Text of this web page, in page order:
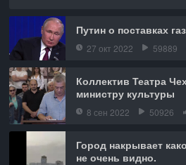
Путин о поставках
27 окт 2022 59889
Коллектив Театра
министру культуры
8 сен 2022 50926
Город накрывает
не очень видно.